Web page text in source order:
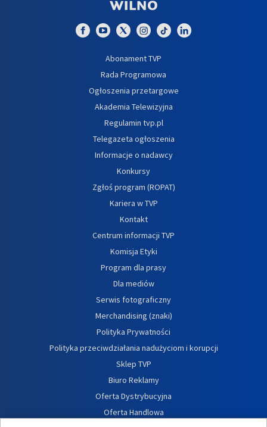
Abonament TVP
Rada Programowa
Ogłoszenia przetargowe
Akademia Telewizyjna
Regulamin tvp.pl
Telegazeta ogłoszenia
Informacje o nadawcy
Konkursy
Zgłoś program (ROPAT)
Kariera w TVP
Kontakt
Centrum informacji TVP
Komisja Etyki
Program dla prasy
Dla mediów
Serwis fotograficzny
Merchandising (znaki)
Polityka Prywatności
Polityka przeciwdziałania nadużyciom i korupcji
Sklep TVP
Biuro Reklamy
Oferta Dystrybucyjna
Oferta Handlowa